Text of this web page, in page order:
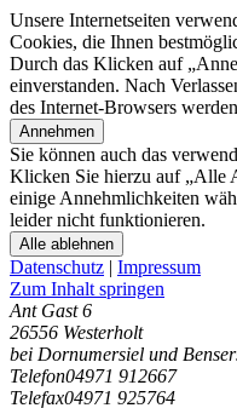
Unsere Internetseiten
Cookies, die Ihnen
Durch das Klicken auf
einverstanden. Nach
des Internet-Browsers
Annehmen
Sie können auch das
Klicken Sie hierzu auf „Alle
einige Annehmlichkeiten
leider nicht funktionieren.
Alle ablehnen
Datenschutz | Impressum
Zum Inhalt springen
Ant Gast 6
26556 Westerholt
bei Dornumersiel und
Telefon04971 912667
Telefax04971 925764